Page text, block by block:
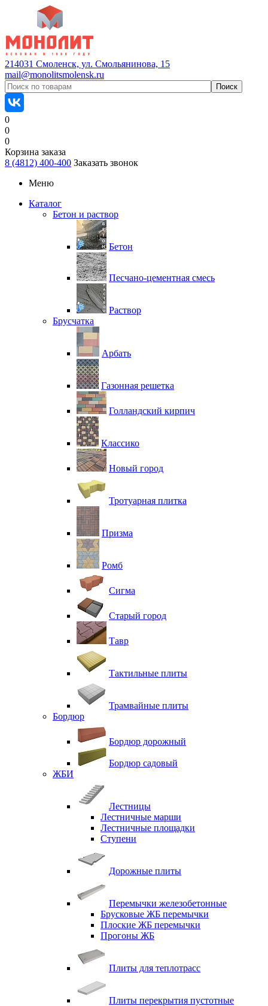
214031 Смоленск, ул. Смольянинова, 15
mail@monolitsmolensk.ru
0
0
0
Корзина заказа
8 (4812) 400-400 Заказать звонок
Меню
Каталог
Бетон и раствор
Бетон
Песчано-цементная смесь
Раствор
Брусчатка
Арбать
Газонная решетка
Голландский кирпич
Классико
Новый город
Тротуарная плитка
Призма
Ромб
Сигма
Старый город
Тавр
Тактильные плиты
Трамвайные плиты
Бордюр
Бордюр дорожный
Бордюр садовый
ЖБИ
Лестницы
Лестничные марши
Лестничные площадки
Ступени
Дорожные плиты
Перемычки железобетонные
Брусковые ЖБ перемычки
Плоские ЖБ перемычки
Прогоны ЖБ
Плиты для теплотрасс
Плиты перекрытия пустотные